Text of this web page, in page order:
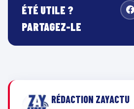
ÉTÉ UTILE ?
PARTAGEZ-LE
RÉDACTION ZAYACTU